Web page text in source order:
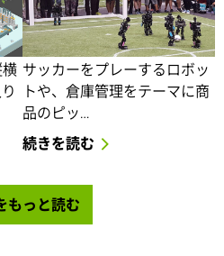
援から倉庫管理まで、ロ
ボットを支える NVIDIA
のテクノロジ
サッカーをプレーするロボッ
トや、倉庫管理をテーマに商
品のピッ…
続きを読む
もっと読む